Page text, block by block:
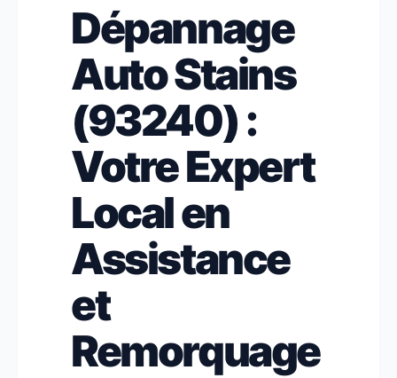
Dépannage
Auto Stains
(93240) :
Votre Expert
Local en
Assistance
et
Remorquage